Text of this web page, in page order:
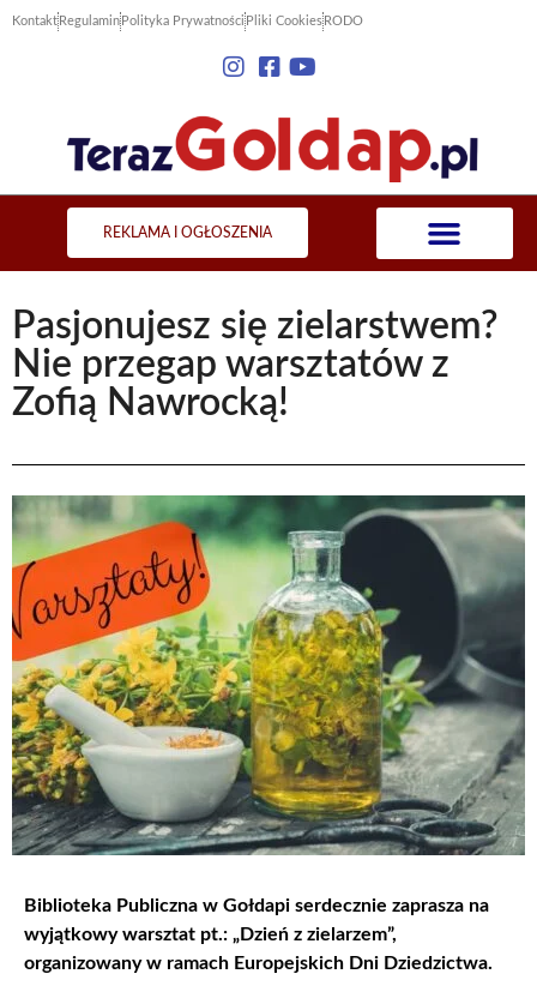
Kontakt Regulamin Polityka Prywatności Pliki Cookies RODO
REKLAMA I OGŁOSZENIA
Pasjonujesz się zielarstwem?
Nie przegap warsztatów z
Zofią Nawrocką!
Biblioteka Publiczna w Gołdapi serdecznie zaprasza na
wyjątkowy warsztat pt.: „Dzień z zielarzem”,
organizowany w ramach Europejskich Dni Dziedzictwa.